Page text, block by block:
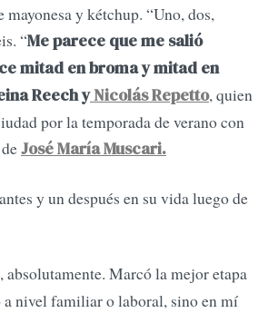
mayonesa y kétchup. “Uno, dos,
“Me parece que me salió
mitad en broma y mitad en
Reech yNicolás Repetto, quien
por la temporada de verano con
José María Muscari.
y un después en su vida luego de
absolutamente. Marcó la mejor etapa
nivel familiar o laboral, sino en mí